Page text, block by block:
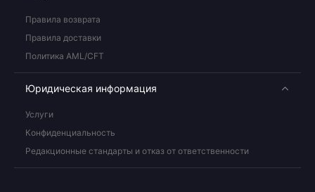
Правила возврата
Правила доставки
Политика AML/CFT
Юридическая информация
Услуги
Конфиденциальность
Редакционные стандарты и отказ от ответственности